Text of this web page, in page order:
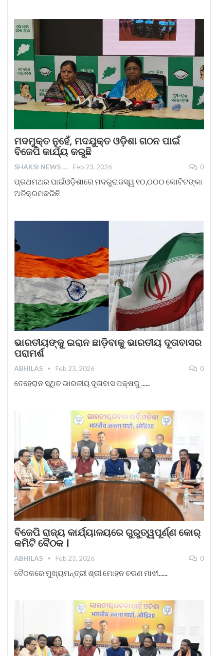
ମଦମୁକ୍ତ ନୁହେଁ, ମଦଯୁକ୍ତ ଓଡ଼ିଶା ଗଠନ ପାଇଁ
ବିଜେପି କାର୍ଯ୍ୟ କରୁଛି
SHAKSI NEWS Feb 23, 2026 0
ପ୍ରଥମଥର ପାଇଁଓଡ଼ିଶାରେ ମଦରୁରାଜସ୍ୱ ୧୦,୦୦୦ କୋଟିଟଙ୍କା
ଅତିକ୍ରମକରିଛି
ଭାରତୀୟଙ୍କୁ ଇରାନ ଛାଡ଼ିବାକୁ ଭାରତୀୟ ଦୂତାବାସର
ପରାମର୍ଶ
ABHILAS Feb 23, 2026 0
ତେହେରାନ ସ୍ଥିତ ଭାରତୀୟ ଦୂତାବାସ ପକ୍ଷରୁ ......
ବିଜେପି ରାଜ୍ୟ କାର୍ଯ୍ୟାଳୟରେ ଗୁରୁତ୍ୱପୂର୍ଣ୍ଣ କୋର୍
କମିଟି ବୈଠକ ।
ABHILAS Feb 23, 2026 0
ବୈଠକରେ ମୁଖ୍ୟମନ୍ତ୍ରୀ ଶ୍ରୀ ମୋହନ ଚରଣ ମାଝୀ......